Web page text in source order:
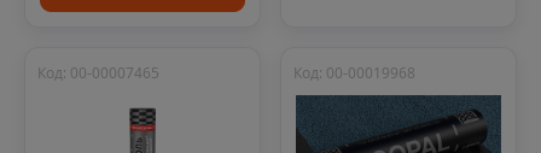
Код: 00-00007465 Код: 00-00019968